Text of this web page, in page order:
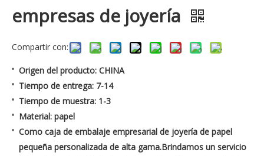
empresas de joyería
Compartir con:
Origen del producto: CHINA
Tiempo de entrega: 7-14
Tiempo de muestra: 1-3
Material: papel
Como caja de embalaje empresarial de joyería de papel
pequeña personalizada de alta gama.Brindamos un servicio